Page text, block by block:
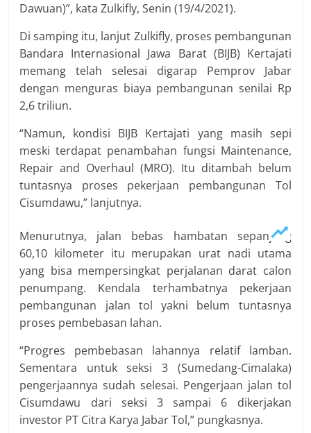
Dawuan)”, kata Zulkifly, Senin (19/4/2021).
Di samping itu, lanjut Zulkifly, proses pembangunan
Bandara Internasional Jawa Barat (BIJB) Kertajati
memang telah selesai digarap Pemprov Jabar
dengan menguras biaya pembangunan senilai Rp
2,6 triliun.
“Namun, kondisi BIJB Kertajati yang masih sepi
meski terdapat penambahan fungsi Maintenance,
Repair and Overhaul (MRO). Itu ditambah belum
tuntasnya proses pekerjaan pembangunan Tol
Cisumdawu,” lanjutnya.
Menurutnya, jalan bebas hambatan sepanjang
60,10 kilometer itu merupakan urat nadi utama
yang bisa mempersingkat perjalanan darat calon
penumpang. Kendala terhambatnya pekerjaan
pembangunan jalan tol yakni belum tuntasnya
proses pembebasan lahan.
“Progres pembebasan lahannya relatif lamban.
Sementara untuk seksi 3 (Sumedang-Cimalaka)
pengerjaannya sudah selesai. Pengerjaan jalan tol
Cisumdawu dari seksi 3 sampai 6 dikerjakan
investor PT Citra Karya Jabar Tol,” pungkasnya.